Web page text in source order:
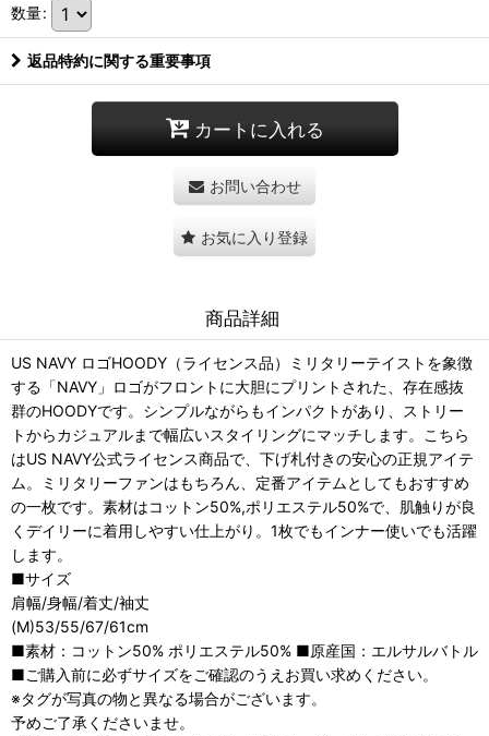
数量:
返品特約に関する重要事項
カートに入れる
お問い合わせ
お気に入り登録
商品詳細
US NAVY ロゴHOODY（ライセンス品）ミリタリーテイストを象徴
する「NAVY」ロゴがフロントに大胆にプリントされた、存在感抜
群のHOODYです。シンプルながらもインパクトがあり、ストリー
トからカジュアルまで幅広いスタイリングにマッチします。こちら
はUS NAVY公式ライセンス商品で、下げ札付きの安心の正規アイテ
ム。ミリタリーファンはもちろん、定番アイテムとしてもおすすめ
の一枚です。素材はコットン50%,ポリエステル50%で、肌触りが良
くデイリーに着用しやすい仕上がり。1枚でもインナー使いでも活躍
します。
■サイズ
肩幅/身幅/着丈/袖丈
(M)53/55/67/61cm
■素材：コットン50% ポリエステル50% ■原産国：エルサルバトル
■ご購入前に必ずサイズをご確認のうえお買い求めください。
※タグが写真の物と異なる場合がございます。
予めご了承くださいませ。